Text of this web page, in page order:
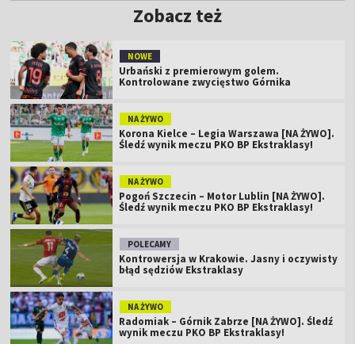
Zobacz też
NOWE
Urbański z premierowym golem.
Kontrolowane zwycięstwo Górnika
NA ŻYWO
Korona Kielce – Legia Warszawa [NA ŻYWO].
Śledź wynik meczu PKO BP Ekstraklasy!
NA ŻYWO
Pogoń Szczecin – Motor Lublin [NA ŻYWO].
Śledź wynik meczu PKO BP Ekstraklasy!
POLECAMY
Kontrowersja w Krakowie. Jasny i oczywisty
błąd sędziów Ekstraklasy
NA ŻYWO
Radomiak – Górnik Zabrze [NA ŻYWO]. Śledź
wynik meczu PKO BP Ekstraklasy!